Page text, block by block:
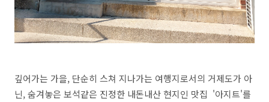
깊어가는 가을, 단순히 스쳐 지나가는 여행지로서의 거제도가 아
닌, 숨겨놓은 보석같은 진정한 내돈내산 현지인 맛집 '아지트'를